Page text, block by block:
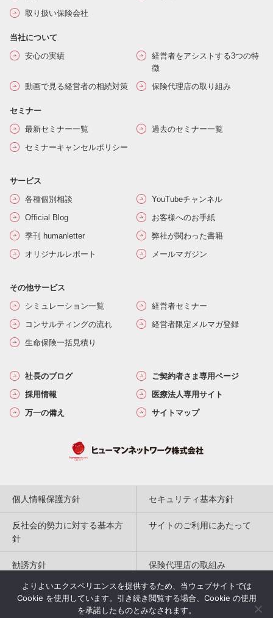
取り扱い保険会社
当社について
安心の実績
経営者をアシストする3つの特
徴
動画で見る経営者の相続対策
保険代理店の取り組み
セミナー
最新セミナー一覧
過去のセミナー一覧
セミナーキャンセルポリシー
サービス
各種個別相談
YouTubeチャンネル
Official Blog
お客様へのお手紙
季刊 humanletter
弊社が関わった書籍
オリジナルレポート
メールマガジン
その他サービス
シミュレーション一覧
経営者セミナー
コンサルティングの流れ
経営者限定メルマガ登録
生命保険一括見積り
社長のブログ
ご契約者さま専用ページ
採用情報
医療法人専用サイト
万一の備え
サイトマップ
個人情報保護方針 セキュリティ基本方針
反社会的勢力に対する基本方
針
サイトのご利用にあたって
勧誘方針 保険代理店の取組み
特定商取引法に基づく表記
よりよいエクスペリエンスを提供するため、当ウェブサイトでは
Cookie を使用しています。引き続き閲覧する場合、Cookie の使用
を承諾したものとみなされます。